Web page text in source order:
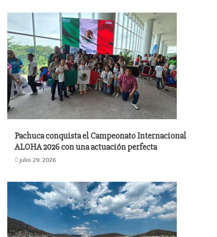
Pachuca conquista el Campeonato Internacional
ALOHA 2026 con una actuación perfecta
julio 29, 2026